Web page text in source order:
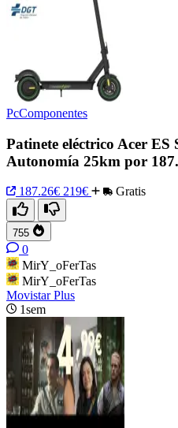
PcComponentes
Patinete eléctrico Acer ES
Autonomía 25km por
187.26€ 219€ Gratis
755
0
MirY_oFerTas
MirY_oFerTas
Movistar Plus
1sem